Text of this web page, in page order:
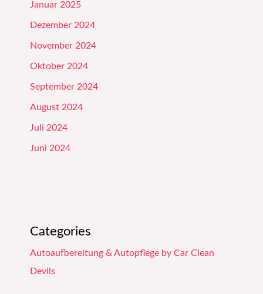
Januar 2025
Dezember 2024
November 2024
Oktober 2024
September 2024
August 2024
Juli 2024
Juni 2024
Categories
Autoaufbereitung & Autopflege by Car Clean
Devils